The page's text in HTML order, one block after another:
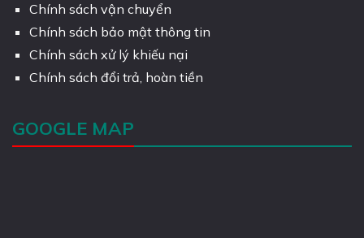
Chính sách vận chuyển
Chính sách bảo mật thông tin
Chính sách xử lý khiếu nại
Chính sách đổi trả, hoàn tiền
GOOGLE MAP